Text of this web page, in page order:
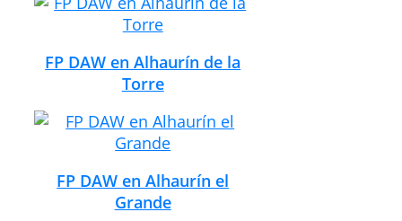
FP DAW en Alhaurín de la
Torre
FP DAW en Alhaurín el
Grande